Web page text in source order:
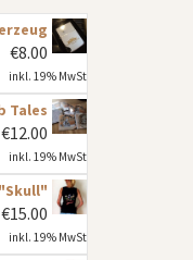
€8.00
inkl. 19% MwSt
Tales
€12.00
inkl. 19% MwSt
€15.00
inkl. 19% MwSt